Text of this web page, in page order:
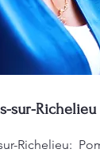
sur-
Richelieu: